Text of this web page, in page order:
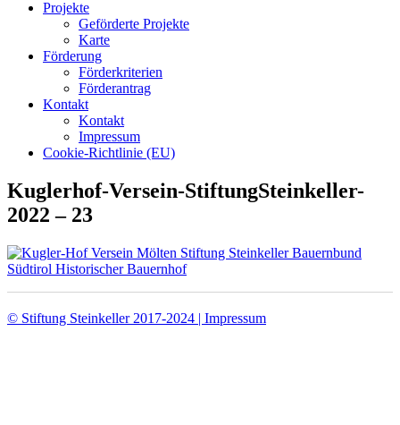
Projekte
Geförderte Projekte
Karte
Förderung
Förderkriterien
Förderantrag
Kontakt
Kontakt
Impressum
Cookie-Richtlinie (EU)
Kuglerhof-Versein-StiftungSteinkeller-
2022 – 23
© Stiftung Steinkeller 2017-2024 | Impressum